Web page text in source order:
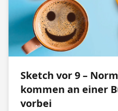
Sketch vor 9 –
kommen an einer
vorbei